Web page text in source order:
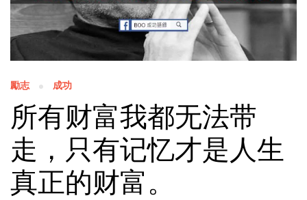
勵志 成功
所有财富我都无法带
走，只有记忆才是人生
真正的财富。